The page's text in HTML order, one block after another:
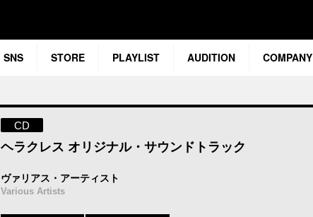
SNS STORE PLAYLIST AUDITION COMPANY
CD
ヘラクレス オリジナル・サウンドトラック
ヴァリアス・アーティスト
Various Artists